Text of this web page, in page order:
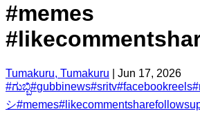
#memes
Tumakuru, Tumakuru
Jun 17, 2026
#ಗುಬ್ಬಿ#gubbinews#sritv#facebookreels#
シ#memes#